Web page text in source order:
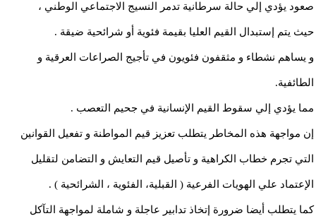
صعود يؤدي إلي حالة سرطانية تدمر النسيج الاجتماعي الوطني ،
حيث يتم إستبدال القيم العليا بقيمة فئوية أو شرائحية ضيقة .
و يساهم نشطاء و مثقفون فئويون في تأجيج الصراعات العرقية و
الطائفية.
مما يؤدي إلي سقوط القيم الإنسانية في جحيم التعصب .
إن مواجهة هذه المخاطر يتطلب تعزيز قيم المواطنة و تفعيل القوانين
التي تجرم خطاب الكراهية و تأصيل قيم التعايش و التضامن لتقليل
الإعتماد علي الهويات الفرعية ( القبلية، الفئوية ، الشرائحية ) .
كما يتطلب أيضا ضرورة إتخاذ تدابير عاجلة و شاملة لمواجهة التآكل